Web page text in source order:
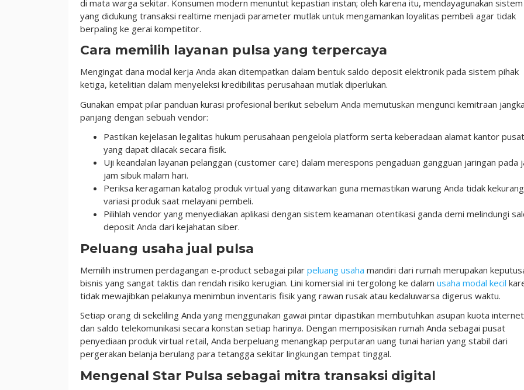
di mata warga sekitar. Konsumen modern menuntut kepastian instan; oleh karena itu, mendayagunakan sistem
yang didukung transaksi realtime menjadi parameter mutlak untuk mengamankan loyalitas pembeli agar tidak
berpaling ke gerai kompetitor.
Cara memilih layanan pulsa yang terpercaya
Mengingat dana modal kerja Anda akan ditempatkan dalam bentuk saldo deposit elektronik pada sistem pihak
ketiga, ketelitian dalam menyeleksi kredibilitas perusahaan mutlak diperlukan.
Gunakan empat pilar panduan kurasi profesional berikut sebelum Anda memutuskan mengunci kemitraan jangka
panjang dengan sebuah vendor:
Pastikan kejelasan legalitas hukum perusahaan pengelola platform serta keberadaan alamat kantor
yang dapat dilacak secara fisik.
Uji keandalan layanan pelanggan (customer care) dalam merespons pengaduan gangguan jaringan pada
jam sibuk malam hari.
Periksa keragaman katalog produk virtual yang ditawarkan guna memastikan warung Anda tidak
variasi produk saat melayani pembeli.
Pilihlah vendor yang menyediakan aplikasi dengan sistem keamanan otentikasi ganda demi melindungi
deposit Anda dari kejahatan siber.
Peluang usaha jual pulsa
Memilih instrumen perdagangan e-product sebagai pilar peluang usaha mandiri dari rumah merupakan
bisnis yang sangat taktis dan rendah risiko kerugian. Lini komersial ini tergolong ke dalam usaha modal kecil
tidak mewajibkan pelakunya menimbun inventaris fisik yang rawan rusak atau kedaluwarsa digerus waktu.
Setiap orang di sekeliling Anda yang menggunakan gawai pintar dipastikan membutuhkan asupan kuota internet
dan saldo telekomunikasi secara konstan setiap harinya. Dengan memposisikan rumah Anda sebagai pusat
penyediaan produk virtual retail, Anda berpeluang menangkap perputaran uang tunai harian yang stabil dari
pergerakan belanja berulang para tetangga sekitar lingkungan tempat tinggal.
Mengenal Star Pulsa sebagai mitra transaksi digital